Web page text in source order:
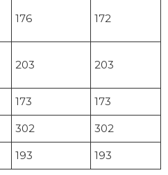
176 172
203 203
173 173
302 302
193 193